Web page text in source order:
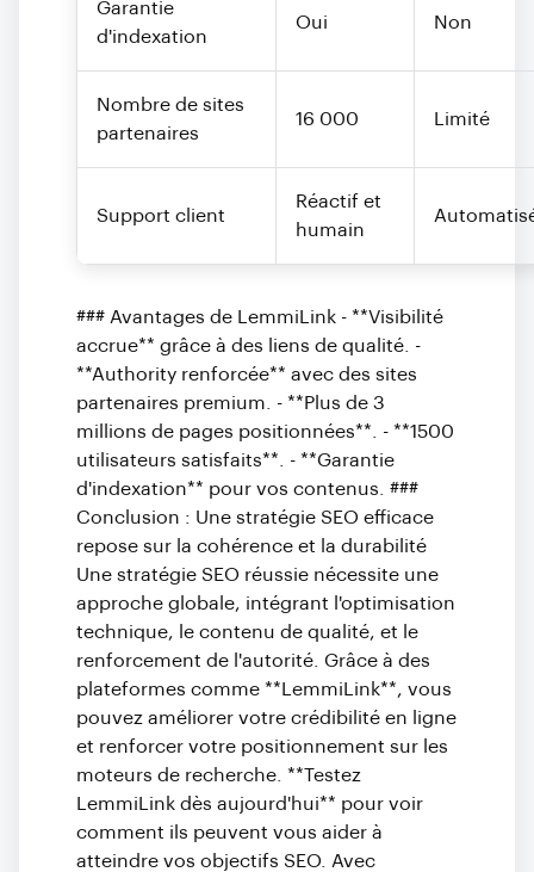
Garantie
d'indexation
Oui Non
Nombre de sites
partenaires
16 000 Limité
Support client
Réactif et
humain
### Avantages de LemmiLink - **Visibilité
accrue** grâce à des liens de qualité. -
**Authority renforcée** avec des sites
partenaires premium. - **Plus de 3
millions de pages positionnées**. - **1500
utilisateurs satisfaits**. - **Garantie
d'indexation** pour vos contenus. ###
Conclusion : Une stratégie SEO efficace
repose sur la cohérence et la durabilité
Une stratégie SEO réussie nécessite une
approche globale, intégrant l'optimisation
technique, le contenu de qualité, et le
renforcement de l'autorité. Grâce à des
plateformes comme **LemmiLink**, vous
pouvez améliorer votre crédibilité en ligne
et renforcer votre positionnement sur les
moteurs de recherche. **Testez
LemmiLink dès aujourd'hui** pour voir
comment ils peuvent vous aider à
atteindre vos objectifs SEO. Avec